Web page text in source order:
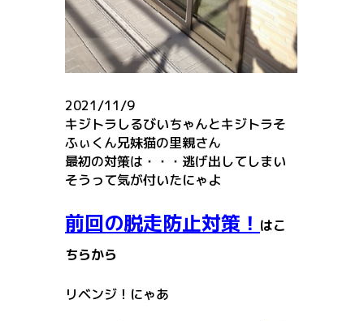
2021/11/9
キジトラしるびいちゃんとキジトラそ
ふぃくん兄妹猫の里親さん
最初の対策は・・・逃げ出してしまい
そうって気が付いたにゃよ
前回の脱走防止対策！ はこ
ちらから
リベンジ！にゃあ